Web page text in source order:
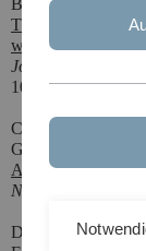
The spin–spin
wave method.
Journal of Physics:
10.1088/0953-
Castelletto, S.,
Gali, A. &
A silicon carbide
Nature Materials
Deák, P., Aradi,